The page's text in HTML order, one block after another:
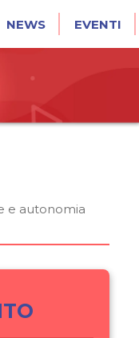
NEWS EVENTI
e autonomia